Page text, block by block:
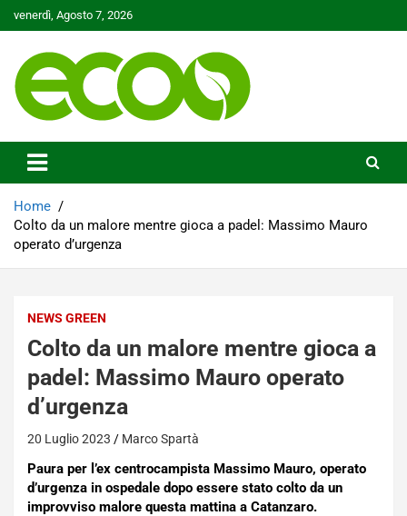
to
venerdì, Agosto 7, 2026
Ecoo.it
Home
Colto da un malore mentre gioca a padel: Massimo Mauro
operato d’urgenza
NEWS GREEN
Colto da un malore mentre gioca a
padel: Massimo Mauro operato
d’urgenza
20 Luglio 2023 Marco Spartà
Paura per l’ex centrocampista Massimo Mauro, operato
d’urgenza in ospedale dopo essere stato colto da un
improvviso malore questa mattina a Catanzaro.